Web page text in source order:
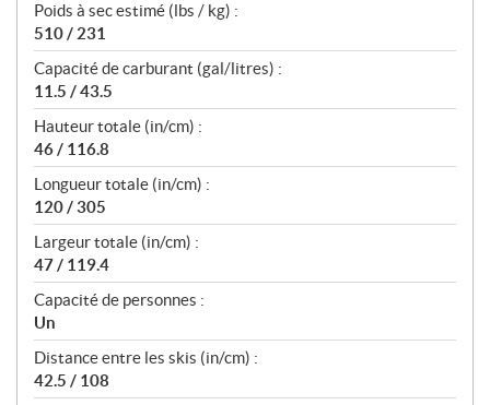
Poids à sec estimé (lbs / kg) :
510 / 231
Capacité de carburant (gal/litres) :
11.5 / 43.5
Hauteur totale (in/cm) :
46 / 116.8
Longueur totale (in/cm) :
120 / 305
Largeur totale (in/cm) :
47 / 119.4
Capacité de personnes :
Un
Distance entre les skis (in/cm) :
42.5 / 108